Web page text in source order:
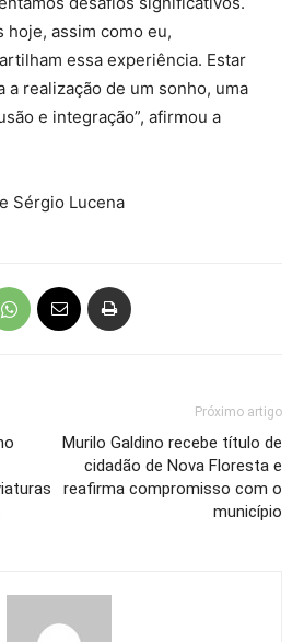
assim como eu,
essa experiência. Estar
a realização de um sonho, uma
e integração”, afirmou a
Sérgio Lucena
Próximo artigo
Murilo Galdino recebe título de
cidadão de Nova Floresta e
reafirma compromisso com o
município